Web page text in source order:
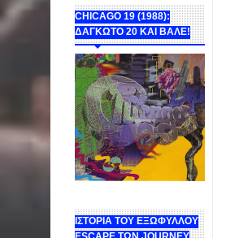
CHICAGO 19 (1988):
ΔΑΓΚΩΤΟ 20 ΚΑΙ ΒΑΛΕ!
ΙΣΤΟΡΙΑ ΤΟΥ ΕΞΩΦΥΛΛΟΥ